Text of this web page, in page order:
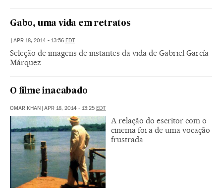
Gabo, uma vida em retratos
| APR 18, 2014 - 13:56 EDT
Seleção de imagens de instantes da vida de Gabriel García
Márquez
O filme inacabado
OMAR KHAN | APR 18, 2014 - 13:25 EDT
A relação do escritor com o
cinema foi a de uma vocação
frustrada